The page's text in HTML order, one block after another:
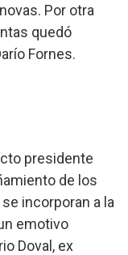
Por otra
quedó
Fornes.
presidente
de los
incorporan a la
emotivo
Doval, ex